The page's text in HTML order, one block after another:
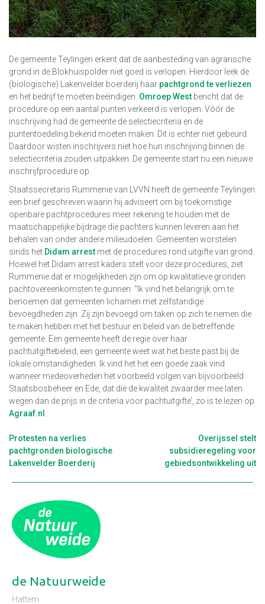
De gemeente Teylingen erkent dat de aanbesteding van agrarische
grond in de Blokhuispolder niet goed is verlopen. Hierdoor leek de
(biologische) Lakenvelder boerderij haar pachtgrond te verliezen
en het bedrijf te moeten beëindigen. Omroep West bericht dat de
procedure op een aantal punten verkeerd is verlopen. Vóór de
inschrijving had de gemeente de selectiecriteria en de
puntentoedeling bekend moeten maken. Dit is echter niet gebeurd.
Daardoor wisten inschrijvers niet hoe hun inschrijving binnen de
selectiecriteria zouden uitpakken. De gemeente start nu een nieuwe
inschrijfprocedure op.
Staatssecretaris Rummenie van LVVN heeft de gemeente Teylingen
een brief geschreven waarin hij adviseert om bij toekomstige
openbare pachtprocedures meer rekening te houden met de
maatschappelijke bijdrage die pachters kunnen leveren aan het
behalen van onder andere milieudoelen. Gemeenten worstelen
sinds het Didam arrest met de procedures rond uitgifte van grond.
Hoewel het Didam arrest kaders stelt voor deze procedures, ziet
Rummenie dat er mogelijkheden zijn om op kwalitatieve gronden
pachtovereenkomsten te gunnen: “Ik vind het belangrijk om te
benoemen dat gemeenten lichamen met zelfstandige
bevoegdheden zijn. Zij zijn bevoegd om taken op zich te nemen die
te maken hebben met het bestuur en beleid van de betreffende
gemeente. Een gemeente heeft de regie over haar
pachtuitgiftebeleid; een gemeente weet wat het beste past bij de
lokale omstandigheden. Ik vind het het een goede zaak vind
wanneer medeoverheden het voorbeeld volgen van bijvoorbeeld
Staatsbosbeheer en Ede, dat die de kwaliteit zwaarder mee laten
wegen dan de prijs in de criteria voor pachtuitgifte’, zo is te lezen op
Agraaf.nl
Berichtnavigatie
Protesten na verlies
pachtgronden biologische
Lakenvelder Boerderij
Overijssel stelt
subsidieregeling voor
gebiedsontwikkeling uit
de Natuurweide
Hattem